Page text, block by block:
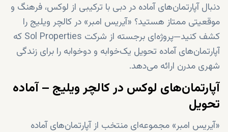
دنبال آپارتمان‌های آماده در دبی با ترکیبی از لوکس، فرهنگ و
موقعیتی ممتاز هستید؟ «آیریس امبر» در کالچر ویلیج را
کشف کنید—پروژه‌ای برجسته از شرکت Sol Properties که
آپارتمان‌های آماده تحویل یک‌خوابه و دوخوابه را برای زندگی
شهری مدرن ارائه می‌دهد.
آپارتمان‌های لوکس در کالچر ویلیج – آماده
تحویل
«آیریس امبر» مجموعه‌ای منتخب از آپارتمان‌های آماده